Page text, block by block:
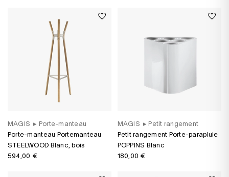
MAGIS ▸ Porte-manteau
Porte-manteau Portemanteau
STEELWOOD Blanc, bois
594,00 €
MAGIS ▸ Petit rangement
Petit rangement Porte-parapluie
POPPINS Blanc
180,00 €